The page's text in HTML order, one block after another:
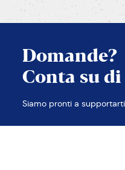
Domande?
Conta su
Siamo pronti a